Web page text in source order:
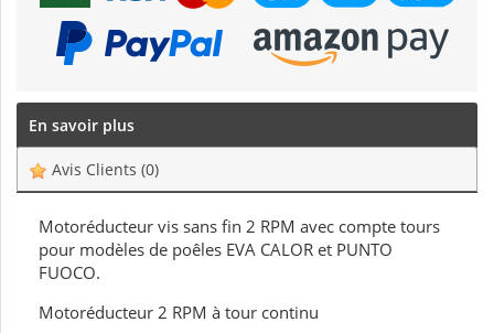
En savoir plus
Avis Clients (0)
Motoréducteur vis sans fin 2 RPM avec compte tours
pour modèles de poêles EVA CALOR et PUNTO
FUOCO.
Motoréducteur 2 RPM à tour continu